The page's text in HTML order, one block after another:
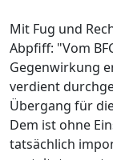
Mit Fug und
Abpfiff: "Vom
Gegenwirkung
verdient
Übergang für
Dem ist ohne
tatsächlich